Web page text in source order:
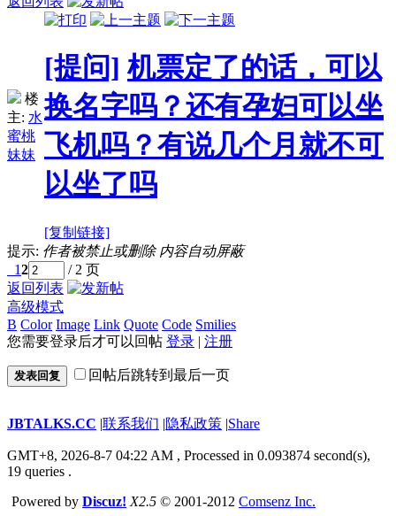
楼
主: 水
蜜桃
妹妹
[提问] 机票定了的话，可以
换名字吗？还有孕妇可以坐
飞机吗？有说几个月就不可
以坐了吗
[复制链接]
提示: 作者被禁止或删除 内容自动屏蔽
12
/ 2 页
返回列表
高级模式
B Color Image Link Quote Code Smilies
您需要登录后才可以回帖 登录 | 注册
发表回复 回帖后跳转到最后一页
JBTALKS.CC |联系我们 |隐私政策 |Share
GMT+8, 2026-8-7 04:22 AM , Processed in 0.093874 second(s),
19 queries .
Powered by Discuz! X2.5 © 2001-2012 Comsenz Inc.